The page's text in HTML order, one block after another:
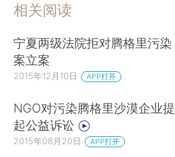
相关阅读
宁夏两级法院拒对腾格里污染
案立案
2015年12月10日 APP打开
NGO对污染腾格里沙漠企业提
起公益诉讼
2015年08月20日 APP打开